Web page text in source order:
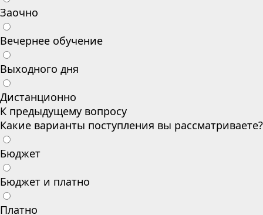
Заочно
Вечернее обучение
Выходного дня
Дистанционно
К предыдущему вопросу
Какие варианты поступления вы рассматриваете?
Бюджет
Бюджет и платно
Платно